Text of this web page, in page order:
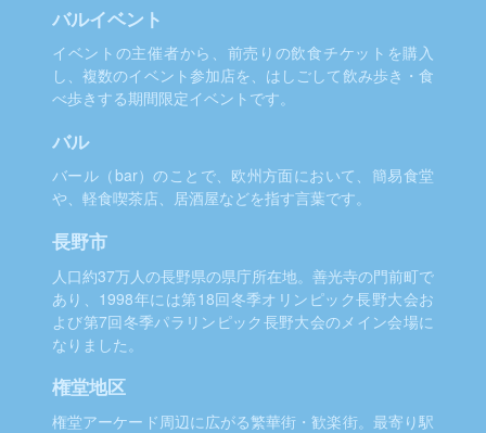
バルイベント
イベントの主催者から、前売りの飲食チケットを購入
し、複数のイベント参加店を、はしごして飲み歩き・食
べ歩きする期間限定イベントです。
バル
バール（bar）のことで、欧州方面において、簡易食堂
や、軽食喫茶店、居酒屋などを指す言葉です。
長野市
人口約37万人の長野県の県庁所在地。善光寺の門前町で
あり、1998年には第18回冬季オリンピック長野大会お
よび第7回冬季パラリンピック長野大会のメイン会場に
なりました。
権堂地区
権堂アーケード周辺に広がる繁華街・歓楽街。最寄り駅